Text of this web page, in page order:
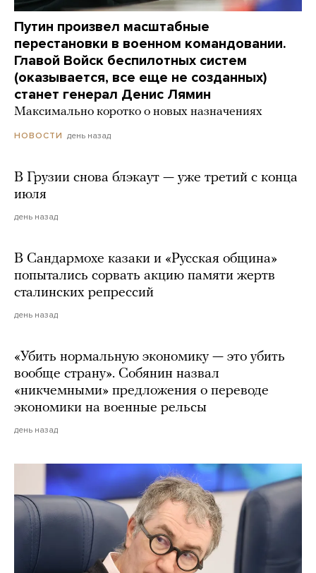
Путин произвел масштабные
перестановки в военном командовании.
Главой Войск беспилотных систем
(оказывается, все еще не созданных)
станет генерал Денис Лямин
Максимально коротко о новых назначениях
НОВОСТИ день назад
В Грузии снова блэкаут — уже третий с конца
июля
день назад
В Сандармохе казаки и «Русская община»
попытались сорвать акцию памяти жертв
сталинских репрессий
день назад
«Убить нормальную экономику — это убить
вообще страну». Собянин назвал
«никчемными» предложения о переводе
экономики на военные рельсы
день назад